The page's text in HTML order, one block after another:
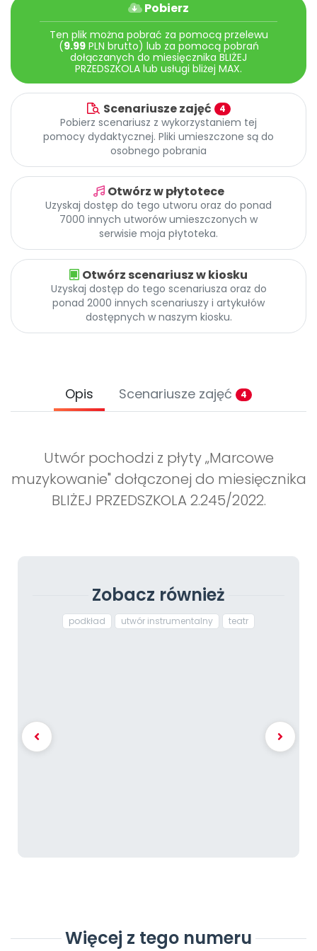
Archiwalne numery
Pomoc
Promocje
Pobierz
Ten plik można pobrać za pomocą przelewu
(9.99PLN brutto) lub za pomocą pobrań
dołączanych do miesięcznika BLIŻEJ
PRZEDSZKOLA lub usługi bliżej MAX.
Scenariusze zajęć 4
Pobierz scenariusz z wykorzystaniem tej
pomocy dydaktycznej. Pliki umieszczone są do
osobnego pobrania
Otwórz w płytotece
Uzyskaj dostęp do tego utworu oraz do ponad
7000 innych utworów umieszczonych w
serwisie moja płytoteka.
Otwórz scenariusz w kiosku
Uzyskaj dostęp do tego scenariusza oraz do
ponad 2000 innych scenariuszy i artykułów
dostępnych w naszym kiosku.
Opis Scenariusze zajęć 4
Utwór pochodzi z płyty „Marcowe
muzykowanie" dołączonej do miesięcznika
BLIŻEJ PRZEDSZKOLA 2.245/2022.
Zobacz również
podkład utwór instrumentalny teatr
Więcej z tego numeru